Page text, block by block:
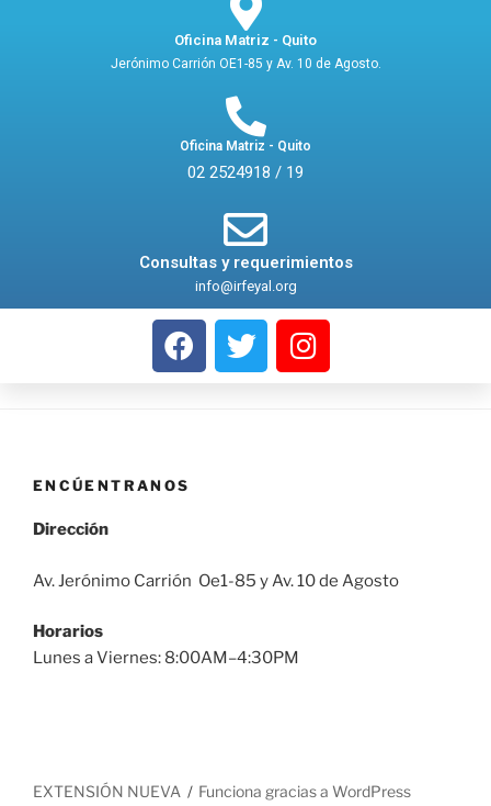
Oficina Matriz - Quito
Jerónimo Carrión OE1-85 y Av. 10 de Agosto.
Oficina Matriz - Quito
02 2524918 / 19
Consultas y requerimientos
info@irfeyal.org
ENCÚENTRANOS
Dirección
Av. Jerónimo Carrión Oe1-85 y Av. 10 de Agosto
Horarios
Lunes a Viernes: 8:00AM–4:30PM
EXTENSIÓN NUEVA Funciona gracias a WordPress